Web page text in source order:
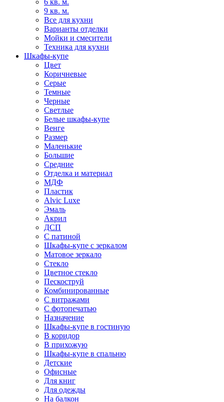
6 кв. м.
9 кв. м.
Все для кухни
Варианты отделки
Мойки и смесители
Техника для кухни
Шкафы-купе
Цвет
Коричневые
Серые
Темные
Черные
Светлые
Белые шкафы-купе
Венге
Размер
Маленькие
Большие
Средние
Отделка и материал
МДФ
Пластик
Alvic Luxe
Эмаль
Акрил
ДСП
С патиной
Шкафы-купе с зеркалом
Матовое зеркало
Стекло
Цветное стекло
Пескоструй
Комбинированные
С витражами
С фотопечатью
Назначение
Шкафы-купе в гостиную
В коридор
В прихожую
Шкафы-купе в спальню
Детские
Офисные
Для книг
Для одежды
На балкон